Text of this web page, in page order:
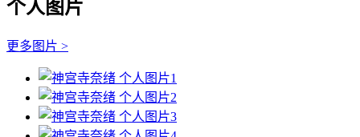
个人图片
更多图片 >